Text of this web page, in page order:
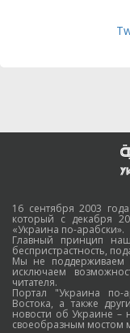
16 сентября 2003
который с декабря
«Украина по-арабски».
Главный принцип
беспристрастность,
Мы не поддерживаем
исключаем
читателя.
Портал "Украина по-
Востока, а также
новости об Украине –
своеобразным мостом